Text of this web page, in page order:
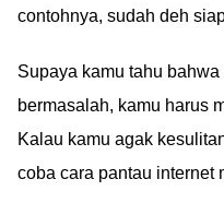
contohnya, sudah deh
Supaya kamu tahu
bermasalah, kamu harus
Kalau kamu agak
coba cara pantau internet